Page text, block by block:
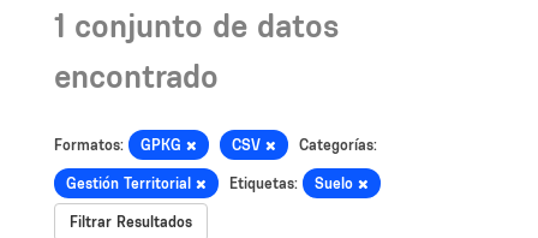
1 conjunto de datos
encontrado
Formatos: GPKG CSV Categorías:
Gestión Territorial Etiquetas: Suelo
Filtrar Resultados